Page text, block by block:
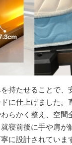
持たせることで、
に仕上げました。
らかく整え、空間
寝前後に手や肩が
に設計されていま